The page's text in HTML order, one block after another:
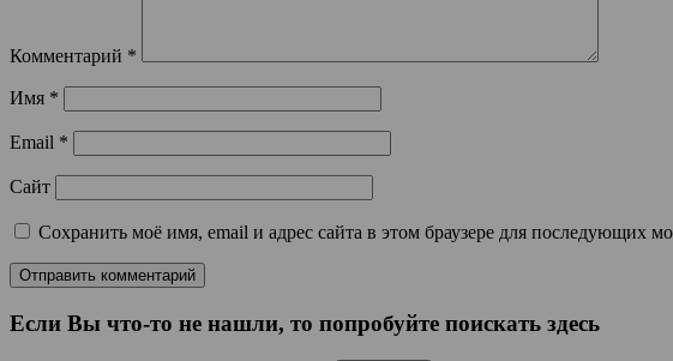
Комментарий *
Имя *
Email *
Сайт
Сохранить моё имя, email и адрес сайта в этом браузере для последующих
Если Вы что-то не нашли, то попробуйте поискать здесь